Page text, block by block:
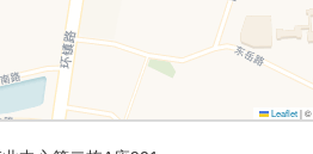
Leaflet |©